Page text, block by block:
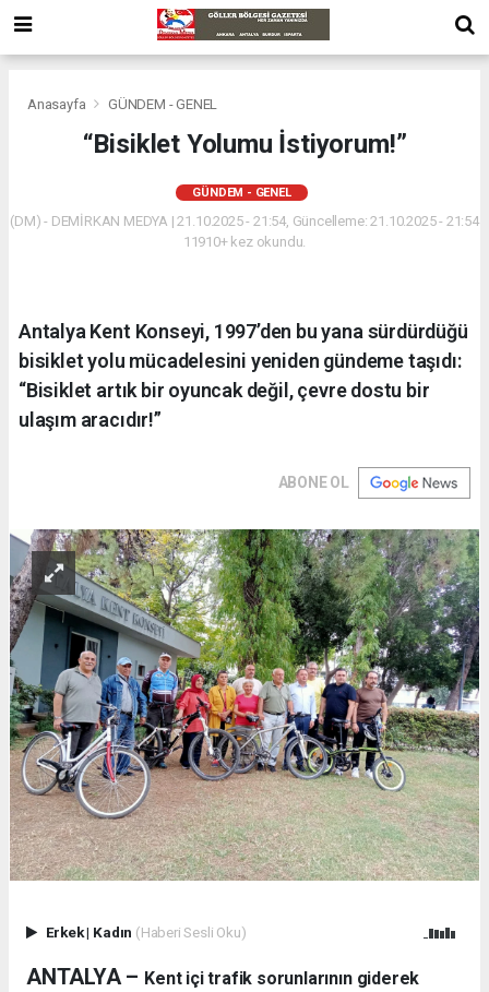
Anasayfa GÜNDEM - GENEL
“Bisiklet Yolumu İstiyorum!”
GÜNDEM - GENEL
(DM) - DEMİRKAN MEDYA | 21.10.2025 - 21:54, Güncelleme: 21.10.2025 - 21:54
11910+ kez okundu.
Antalya Kent Konseyi, 1997’den bu yana sürdürdüğü
bisiklet yolu mücadelesini yeniden gündeme taşıdı:
“Bisiklet artık bir oyuncak değil, çevre dostu bir
ulaşım aracıdır!”
ABONE OL
Erkek| Kadın (Haberi Sesli Oku)
ANTALYA – Kent içi trafik sorunlarının giderek